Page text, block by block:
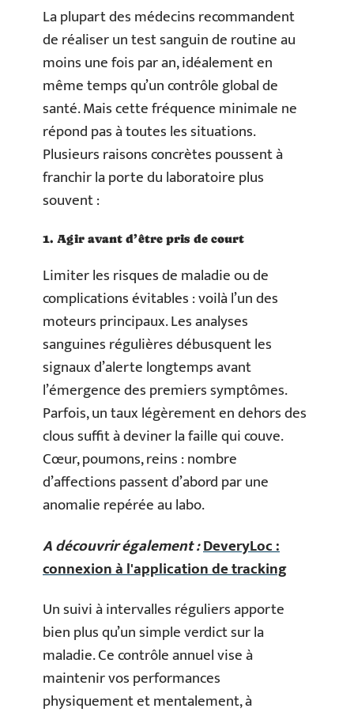
La plupart des médecins recommandent
de réaliser un test sanguin de routine au
moins une fois par an, idéalement en
même temps qu’un contrôle global de
santé. Mais cette fréquence minimale ne
répond pas à toutes les situations.
Plusieurs raisons concrètes poussent à
franchir la porte du laboratoire plus
souvent :
1. Agir avant d’être pris de court
Limiter les risques de maladie ou de
complications évitables : voilà l’un des
moteurs principaux. Les analyses
sanguines régulières débusquent les
signaux d’alerte longtemps avant
l’émergence des premiers symptômes.
Parfois, un taux légèrement en dehors des
clous suffit à deviner la faille qui couve.
Cœur, poumons, reins : nombre
d’affections passent d’abord par une
anomalie repérée au labo.
A découvrir également :DeveryLoc :
connexion à l'application de tracking
Un suivi à intervalles réguliers apporte
bien plus qu’un simple verdict sur la
maladie. Ce contrôle annuel vise à
maintenir vos performances
physiquement et mentalement, à